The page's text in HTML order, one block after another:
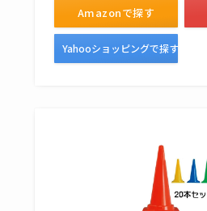
Amazonで探す
Yahooショッピングで探す